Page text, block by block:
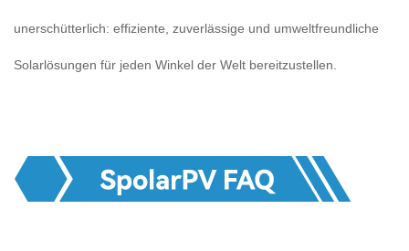
unerschütterlich: effiziente, zuverlässige und umweltfreundliche
Solarlösungen für jeden Winkel der Welt bereitzustellen.